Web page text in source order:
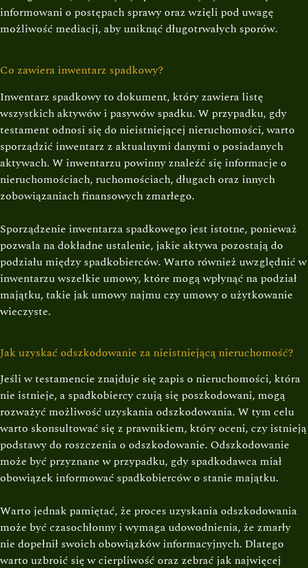
informowani o postępach sprawy oraz wzięli pod uwagę
możliwość mediacji, aby uniknąć długotrwałych sporów.
Co zawiera inwentarz spadkowy?
Inwentarz spadkowy to dokument, który zawiera listę
wszystkich aktywów i pasywów spadku. W przypadku, gdy
testament odnosi się do nieistniejącej nieruchomości, warto
sporządzić inwentarz z aktualnymi danymi o posiadanych
aktywach. W inwentarzu powinny znaleźć się informacje o
nieruchomościach, ruchomościach, długach oraz innych
zobowiązaniach finansowych zmarłego.
Sporządzenie inwentarza spadkowego jest istotne, ponieważ
pozwala na dokładne ustalenie, jakie aktywa pozostają do
podziału między spadkobierców. Warto również uwzględnić w
inwentarzu wszelkie umowy, które mogą wpłynąć na podział
majątku, takie jak umowy najmu czy umowy o użytkowanie
wieczyste.
Jak uzyskać odszkodowanie za nieistniejącą nieruchomość?
Jeśli w testamencie znajduje się zapis o nieruchomości, która
nie istnieje, a spadkobiercy czują się poszkodowani, mogą
rozważyć możliwość uzyskania odszkodowania. W tym celu
warto skonsultować się z prawnikiem, który oceni, czy istnieją
podstawy do roszczenia o odszkodowanie. Odszkodowanie
może być przyznane w przypadku, gdy spadkodawca miał
obowiązek informować spadkobierców o stanie majątku.
Warto jednak pamiętać, że proces uzyskania odszkodowania
może być czasochłonny i wymaga udowodnienia, że zmarły
nie dopełnił swoich obowiązków informacyjnych. Dlatego
warto uzbroić się w cierpliwość oraz zebrać jak najwięcej